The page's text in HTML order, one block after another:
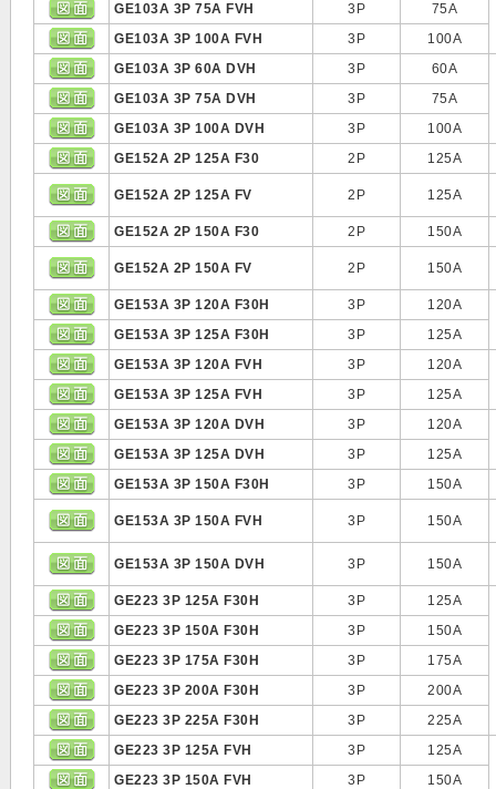
GE103A 3P 75A FVH
3P
75A
GE103A 3P 100A FVH
3P
100A
GE103A 3P 60A DVH
3P
60A
GE103A 3P 75A DVH
3P
75A
GE103A 3P 100A DVH
3P
100A
GE152A 2P 125A F30
2P 125A
GE152A 2P 125A FV 2P 125A
GE152A 2P 150A F30 2P 150A
GE152A 2P 150A FV 2P 150A
GE153A 3P 120A F30H 3P
120A
GE153A 3P 125A F30H
3P
125A
GE153A 3P 120A FVH
3P
120A
GE153A 3P 125A FVH
3P
125A
GE153A 3P 120A DVH
3P
120A
GE153A 3P 125A DVH
3P
125A
GE153A 3P 150A F30H
3P 150A
GE153A 3P 150A FVH 3P 150A
GE153A 3P 150A DVH 3P 150A
GE223 3P 125A F30H 3P
125A
GE223 3P 150A F30H
3P
150A
GE223 3P 175A F30H
3P
175A
GE223 3P 200A F30H
3P
200A
GE223 3P 225A F30H
3P
225A
GE223 3P 125A FVH
3P
125A
GE223 3P 150A FVH
3P
150A